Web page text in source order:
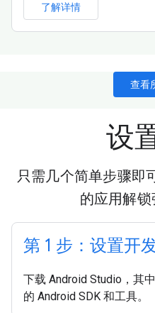
了解详情
查看
设
只需几个简单步骤即
的应用解锁
第 1 步：设置开
下载 Android Studio，其
的 Android SDK 和工具。